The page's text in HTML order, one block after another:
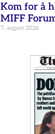
Kom for å
MIFF
7. august 2026